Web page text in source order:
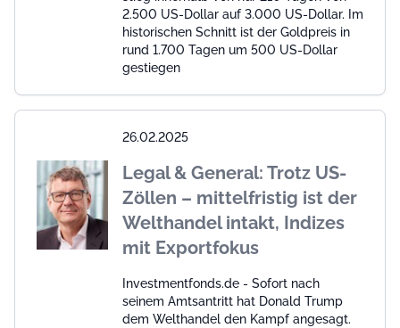
2.500 US-Dollar auf 3.000 US-Dollar. Im
historischen Schnitt ist der Goldpreis in
rund 1.700 Tagen um 500 US-Dollar
gestiegen
26.02.2025
Legal & General: Trotz US-
Zöllen – mittelfristig ist der
Welthandel intakt, Indizes
mit Exportfokus
Investmentfonds.de - Sofort nach
seinem Amtsantritt hat Donald Trump
dem Welthandel den Kampf angesagt.